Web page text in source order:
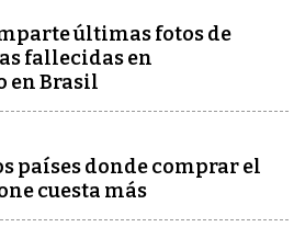
últimas fotos de
fallecidas en
en Brasil
países donde comprar el
cuesta más